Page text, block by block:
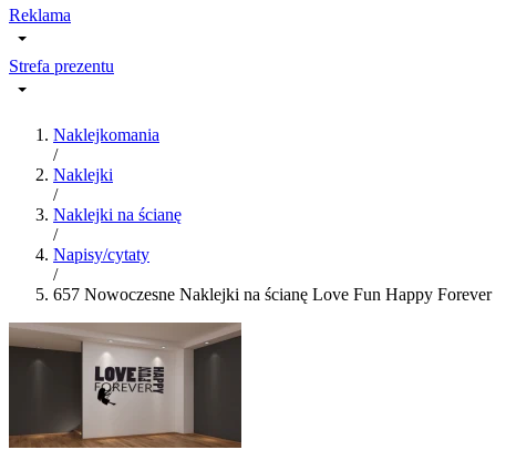
Reklama
Strefa prezentu
Naklejkomania
/
Naklejki
/
Naklejki na ścianę
/
Napisy/cytaty
/
657 Nowoczesne Naklejki na ścianę Love Fun Happy Forever